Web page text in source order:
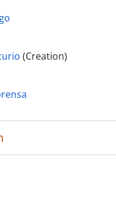
(Creation)